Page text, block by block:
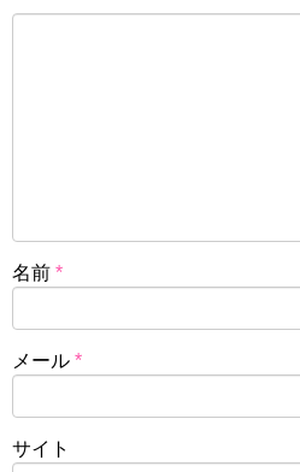
名前 *
メール *
サイト